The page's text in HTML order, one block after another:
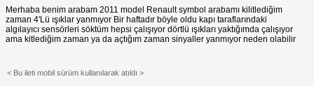
Merhaba benim arabam 2011 model Renault symbol arabamı kilitlediğim
zaman 4'Lü ışıklar yanmıyor Bir haftadır böyle oldu kapı taraflarındaki
algılayıcı sensörleri söktüm hepsi çalışıyor dörtlü ışıkları yaktığımda çalışıyor
ama kitlediğim zaman ya da açtığım zaman sinyaller yanmıyor neden olabilir
< Bu ileti mobil sürüm kullanılarak atıldı >